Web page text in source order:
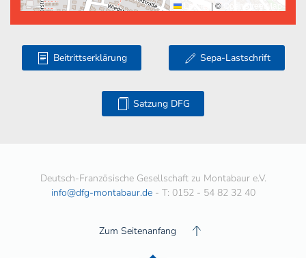
| ©
Beitrittserklärung Sepa-Lastschrift
Satzung DFG
Deutsch-Französische Gesellschaft zu Montabaur e.V.
info@dfg-montabaur.de- T: 0152 - 54 82 32 40
Zum Seitenanfang